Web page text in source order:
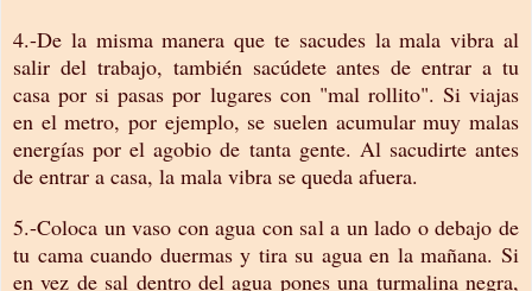
4.-De la misma manera que te sacudes la mala vibra al
salir del trabajo, también sacúdete antes de entrar a tu
casa por si pasas por lugares con "mal rollito". Si viajas
en el metro, por ejemplo, se suelen acumular muy malas
energías por el agobio de tanta gente. Al sacudirte antes
de entrar a casa, la mala vibra se queda afuera.
5.-Coloca un vaso con agua con sal a un lado o debajo de
tu cama cuando duermas y tira su agua en la mañana. Si
en vez de sal dentro del agua pones una turmalina negra,